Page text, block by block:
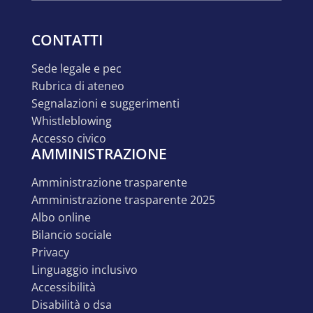
CONTATTI
sede legale e pec
rubrica di ateneo
segnalazioni e suggerimenti
whistleblowing
accesso civico
AMMINISTRAZIONE
amministrazione trasparente
amministrazione trasparente 2025
albo online
bilancio sociale
privacy
linguaggio inclusivo
accessibilità
disabilità o dsa